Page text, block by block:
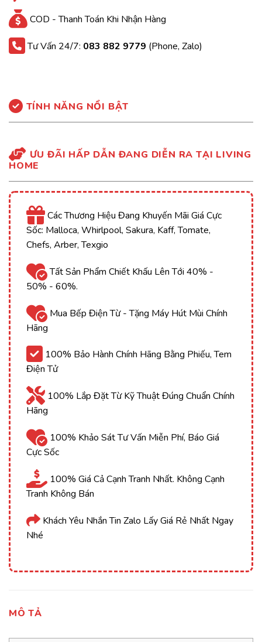
COD - Thanh Toán Khi Nhận Hàng
Tư Vấn 24/7: 083 882 9779 (Phone, Zalo)
TÍNH NĂNG NỔI BẬT
ƯU ĐÃI HẤP DẪN ĐANG DIỄN RA TẠI LIVING
HOME
Các Thương Hiệu Đang Khuyến Mãi Giá Cực
Sốc: Malloca, Whirlpool, Sakura, Kaff, Tomate,
Chefs, Arber, Texgio
Tất Sản Phẩm Chiết Khấu Lên Tới 40% -
50% - 60%.
Mua Bếp Điện Từ - Tặng Máy Hút Mùi Chính
Hãng
100% Bảo Hành Chính Hãng Bằng Phiếu, Tem
Điện Tử
100% Lắp Đặt Từ Kỹ Thuật Đúng Chuẩn Chính
Hãng
100% Khảo Sát Tư Vấn Miễn Phí, Báo Giá
Cực Sốc
100% Giá Cả Cạnh Tranh Nhất. Không Cạnh
Tranh Không Bán
Khách Yêu Nhắn Tin Zalo Lấy Giá Rẻ Nhất Ngay
Nhé
MÔ TẢ